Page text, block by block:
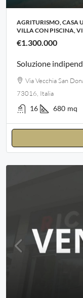
AGRITURISMO, CASA
VILLA CON PISCINA,
€1.300.000
Soluzione
Via Vecchia San
73016, Italia
16 680 mq